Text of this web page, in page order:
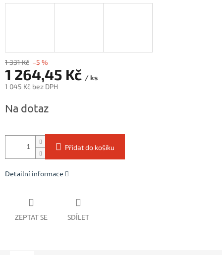
1 331 Kč –5 %
1 264,45 Kč / ks
1 045 Kč bez DPH
cena:
Na dotaz
Přidat do košíku
Detailní informace
ZEPTAT SE SDÍLET